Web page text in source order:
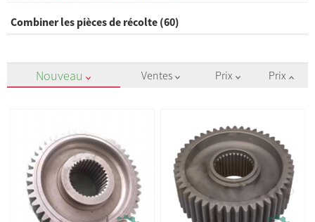
Combiner les pièces de récolte (60)
Nouveau Ventes Prix Prix